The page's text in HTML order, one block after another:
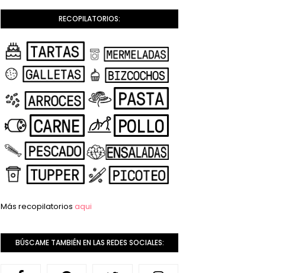
RECOPILATORIOS:
Más recopilatorios aqui
BÚSCAME TAMBIÉN EN LAS REDES SOCIALES: